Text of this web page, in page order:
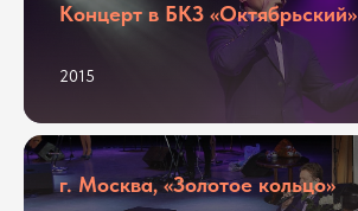
Концерт в БКЗ «Октябрьский»
2015
г. Москва, «Золотое кольцо»